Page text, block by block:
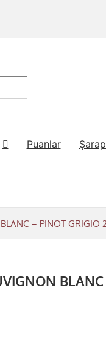
Puanlar
– PINOT GRIGIO